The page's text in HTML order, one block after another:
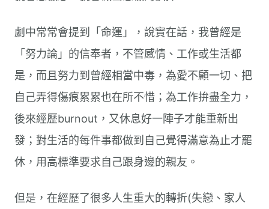
劇中常常會提到「命運」，說實在話，我曾經是
「努力論」的信奉者，不管感情、工作或生活都
是，而且努力到曾經相當中毒，為愛不顧一切、把
自己弄得傷痕累累也在所不惜；為工作拚盡全力，
後來經歷burnout，又休息好一陣子才能重新出
發；對生活的每件事都做到自己覺得滿意為止才罷
休，用高標準要求自己跟身邊的親友。
但是，在經歷了很多人生重大的轉折(失戀、家人